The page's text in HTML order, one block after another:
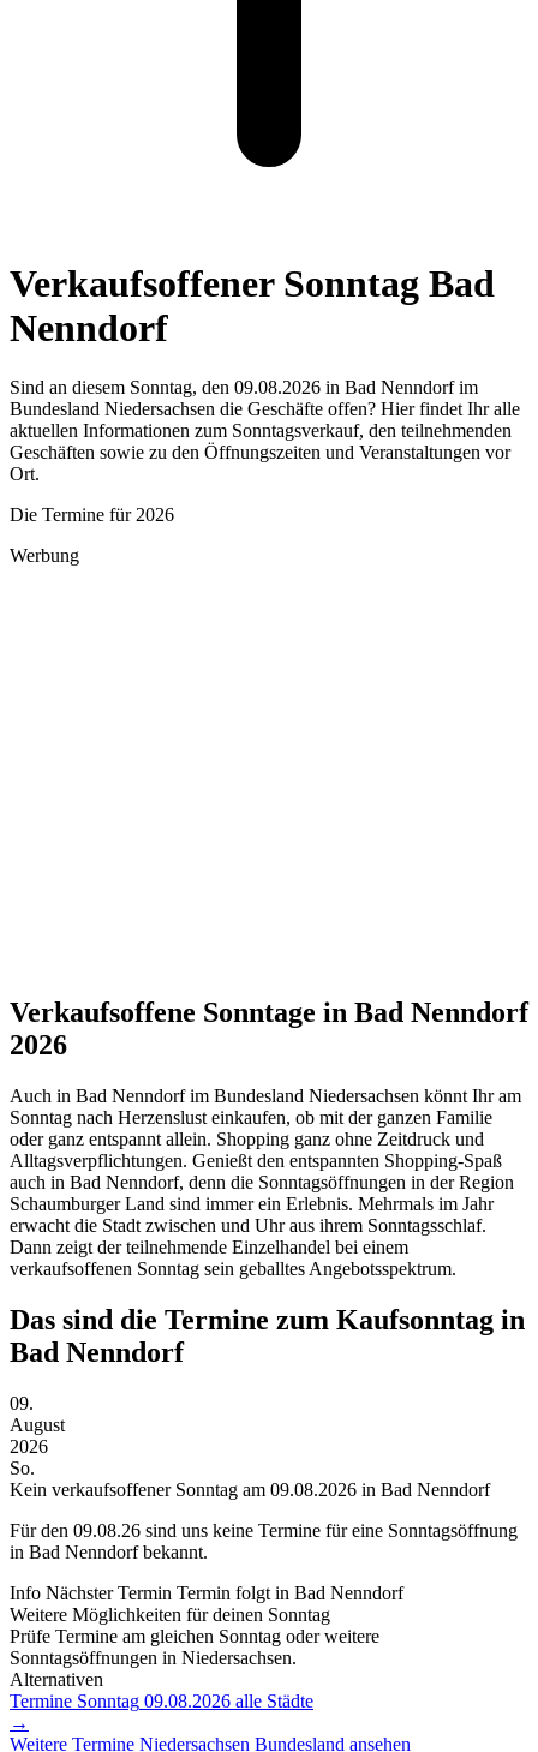
Verkaufsoffener Sonntag Bad
Nenndorf
Sind an diesem Sonntag, den 09.08.2026 in Bad Nenndorf im
Bundesland Niedersachsen die Geschäfte offen? Hier findet Ihr alle
aktuellen Informationen zum Sonntagsverkauf, den teilnehmenden
Geschäften sowie zu den Öffnungszeiten und Veranstaltungen vor
Ort.
Die Termine für 2026
Werbung
Verkaufsoffene Sonntage in Bad Nenndorf
2026
Auch in Bad Nenndorf im Bundesland Niedersachsen könnt Ihr am
Sonntag nach Herzenslust einkaufen, ob mit der ganzen Familie
oder ganz entspannt allein. Shopping ganz ohne Zeitdruck und
Alltagsverpflichtungen. Genießt den entspannten Shopping-Spaß
auch in Bad Nenndorf, denn die Sonntagsöffnungen in der Region
Schaumburger Land sind immer ein Erlebnis. Mehrmals im Jahr
erwacht die Stadt zwischen und Uhr aus ihrem Sonntagsschlaf.
Dann zeigt der teilnehmende Einzelhandel bei einem
verkaufsoffenen Sonntag sein geballtes Angebotsspektrum.
Das sind die Termine zum Kaufsonntag in
Bad Nenndorf
09.
August
2026
So.
Kein verkaufsoffener Sonntag am 09.08.2026 in Bad Nenndorf
Für den 09.08.26 sind uns keine Termine für eine Sonntagsöffnung
in Bad Nenndorf bekannt.
Info Nächster Termin Termin folgt in Bad Nenndorf
Weitere Möglichkeiten für deinen Sonntag
Prüfe Termine am gleichen Sonntag oder weitere
Sonntagsöffnungen in Niedersachsen.
Alternativen
Termine Sonntag 09.08.2026 alle Städte
→
Weitere Termine Niedersachsen Bundesland ansehen